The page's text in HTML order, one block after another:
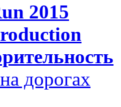
2015
дорогах